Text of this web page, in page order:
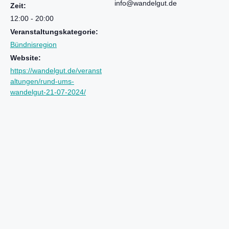
Zeit:
12:00 - 20:00
Veranstaltungskategorie:
Bündnisregion
Website:
https://wandelgut.de/veranst
altungen/rund-ums-
wandelgut-21-07-2024/
info@wandelgut.de